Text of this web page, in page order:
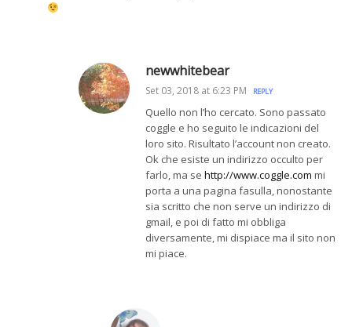
newwhitebear
Set 03, 2018 at 6:23 PM REPLY
Quello non l’ho cercato. Sono passato
coggle e ho seguito le indicazioni del
loro sito. Risultato l’account non creato.
Ok che esiste un indirizzo occulto per
farlo, ma se http://www.coggle.com mi
porta a una pagina fasulla, nonostante
sia scritto che non serve un indirizzo di
gmail, e poi di fatto mi obbliga
diversamente, mi dispiace ma il sito non
mi piace.